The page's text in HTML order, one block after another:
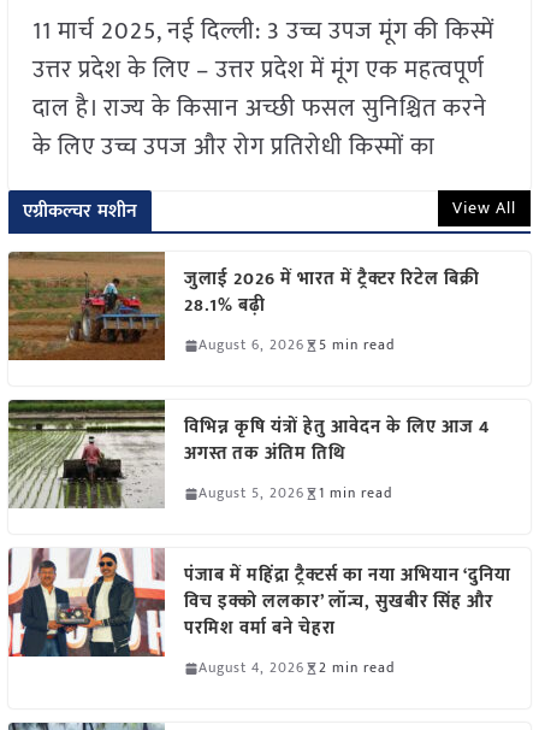
11 मार्च 2025, नई दिल्ली: 3 उच्च उपज मूंग की किस्में
उत्तर प्रदेश के लिए – उत्तर प्रदेश में मूंग एक महत्वपूर्ण
दाल है। राज्य के किसान अच्छी फसल सुनिश्चित करने
के लिए उच्च उपज और रोग प्रतिरोधी किस्मों का
एग्रीकल्चर मशीन View All
जुलाई 2026 में भारत में ट्रैक्टर रिटेल बिक्री
28.1% बढ़ी
August 6, 2026 5 min read
विभिन्न कृषि यंत्रों हेतु आवेदन के लिए आज 4
अगस्त तक अंतिम तिथि
August 5, 2026 1 min read
पंजाब में महिंद्रा ट्रैक्टर्स का नया अभियान ‘दुनिया
विच इक्को ललकार’ लॉन्च, सुखबीर सिंह और
परमिश वर्मा बने चेहरा
August 4, 2026 2 min read